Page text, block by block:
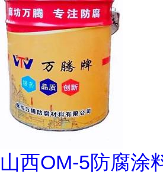
山西OM-5防腐涂